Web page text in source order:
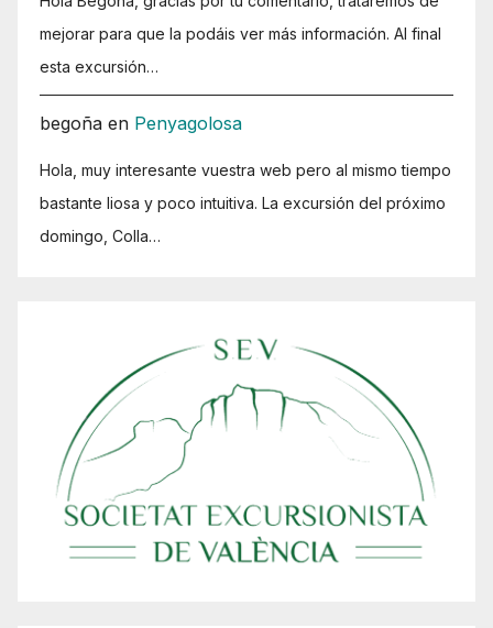
mejorar para que la podáis ver más información. Al final
esta excursión…
begoña en Penyagolosa
Hola, muy interesante vuestra web pero al mismo tiempo
bastante liosa y poco intuitiva. La excursión del próximo
domingo, Colla…